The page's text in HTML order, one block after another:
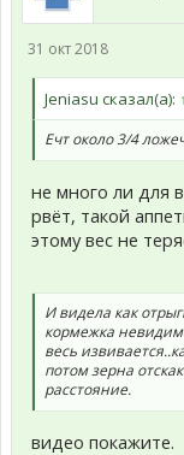
31 окт 2018
Jeniasu сказал(а): ↑
Ечт около 3/4
не много ли для
рвёт, такой
этому вес не
И видела как
кормежка
весь
потом зерна
расстояние.
видео покажите.